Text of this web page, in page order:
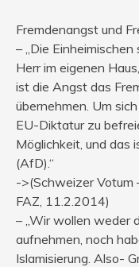
Fremdenangst und
– „Die
Herr im eigenen
ist die Angst das
übernehmen. Um
EU-Diktatur zu
Möglichkeit, und das
(AfD).“
->(Schweizer Votum
FAZ, 11.2.2014)
– „Wir wollen weder
aufnehmen, noch
Islamisierung. Also-